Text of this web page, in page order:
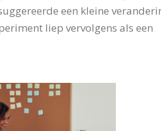
een kleine
liep vervolgens als een